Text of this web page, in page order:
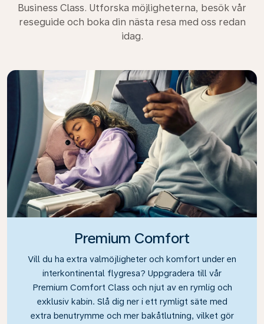
Business Class. Utforska möjligheterna, besök vår
reseguide och boka din nästa resa med oss redan
idag.
Premium Comfort
Vill du ha extra valmöjligheter och komfort under en
interkontinental flygresa? Uppgradera till vår
Premium Comfort Class och njut av en rymlig och
exklusiv kabin. Slå dig ner i ett rymligt säte med
extra benutrymme och mer bakåtlutning, vilket gör